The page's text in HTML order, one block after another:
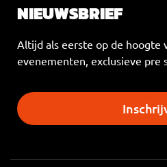
NIEUWSBRIEF
Altijd als eerste op de hoogte
evenementen, exclusieve pre